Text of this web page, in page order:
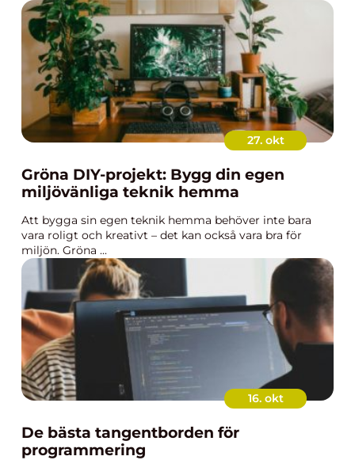
27. okt
Gröna DIY-projekt: Bygg din egen
miljövänliga teknik hemma
Att bygga sin egen teknik hemma behöver inte bara
vara roligt och kreativt – det kan också vara bra för
miljön. Gröna ...
16. okt
De bästa tangentborden för
programmering